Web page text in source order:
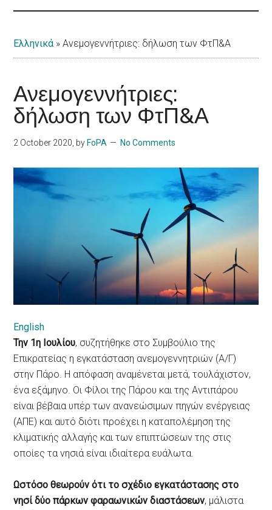
Ελληνικά»Ανεμογεννήτριες: δήλωση των ΦτΠ&Α
Ανεμογεννήτριες:
δήλωση των ΦτΠ&Α
2 October 2020, by FoPA No Comments
English
Την 1η Ιουλίου, συζητήθηκε στο Συμβούλιο της
Επικρατείας η εγκατάσταση ανεμογεννητριών (Α/Γ)
στην Πάρο. Η απόφαση αναμένεται μετά, τουλάχιστον,
ένα εξάμηνο. Οι Φίλοι της Πάρου και της Αντιπάρου
είναι βέβαια υπέρ των ανανεώσιμων πηγών ενέργειας
(ΑΠΕ) και αυτό διότι προέχει η καταπολέμηση της
κλιματικής αλλαγής και των επιπτώσεων της στις
οποίες τα νησιά είναι ιδιαίτερα ευάλωτα.
Ωστόσο θεωρούν ότι το σχέδιο εγκατάστασης στο
νησί δύο πάρκων φαραωνικών διαστάσεων, μάλιστα